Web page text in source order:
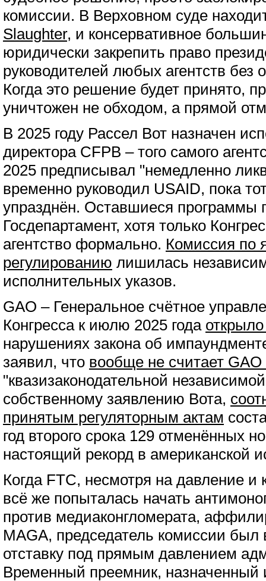
комиссии. В Верховном суде
Slaughter, и консервативное
юридически закрепить право
руководителей любых агентств без
Когда это решение будет принято,
уничтожен не обходом, а прямой
В 2025 году Рассел Вот назначен
директора CFPB – того самого
2025 предписывал "немедленно
временно руководил USAID, пока
упразднён. Оставшиеся программы
Госдепартамент, хотя только
агентство формально. Комиссия по
регулированию лишилась
исполнительных указов.
GAO – Генеральное счётное
Конгресса к июлю 2025 года
нарушениях закона об
заявил, что вообще не считает
"квазизаконодательной
собственному заявлению Вота,
принятым регуляторным актам
год второго срока 129 отменённых
настоящий рекорд в американской
Когда FTC, несмотря на давление и
всё же попыталась начать
против медиаконгломерата,
MAGA, председатель комиссии
отставку под прямым давлением
Временный преемник, назначенный